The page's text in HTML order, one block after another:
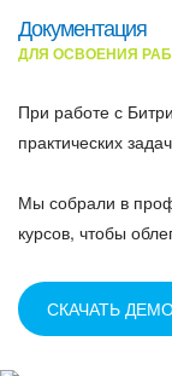
Документация
ДЛЯ ОСВОЕНИЯ
При работе с
практических
Мы собрали в
курсов, чтобы
СКАЧАТЬ